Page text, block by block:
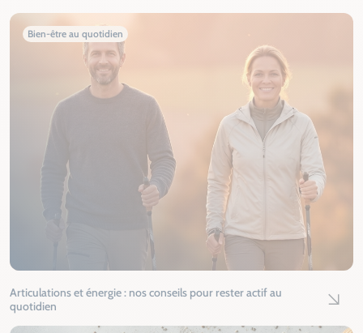
Bien-être au quotidien
Articulations et énergie : nos conseils pour rester actif au
quotidien
Lire